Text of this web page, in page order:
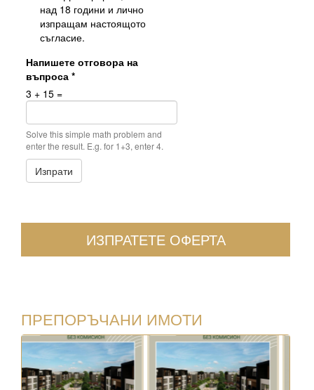
над 18 години и лично
изпращам настоящото
съгласие.
Напишете отговора на
въпроса *
3 + 15 =
Solve this simple math problem and
enter the result. E.g. for 1+3, enter 4.
Изпрати
ИЗПРАТЕТЕ ОФЕРТА
ПРЕПОРЪЧАНИ ИМОТИ